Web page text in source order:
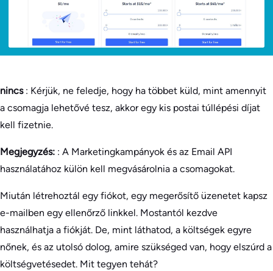
nincs : Kérjük, ne feledje, hogy ha többet küld, mint amennyit
a csomagja lehetővé tesz, akkor egy kis postai túllépési díjat
kell fizetnie.
Megjegyzés: : A Marketingkampányok és az Email API
használatához külön kell megvásárolnia a csomagokat.
Miután létrehoztál egy fiókot, egy megerősítő üzenetet kapsz
e-mailben egy ellenőrző linkkel. Mostantól kezdve
használhatja a fiókját. De, mint láthatod, a költségek egyre
nőnek, és az utolsó dolog, amire szükséged van, hogy elszúrd a
költségvetésedet. Mit tegyen tehát?